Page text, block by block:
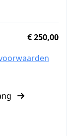
€ 250,00